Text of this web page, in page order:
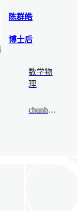
陈群皓
博士后
数学物
理
chunhaochen@bimsa.cn